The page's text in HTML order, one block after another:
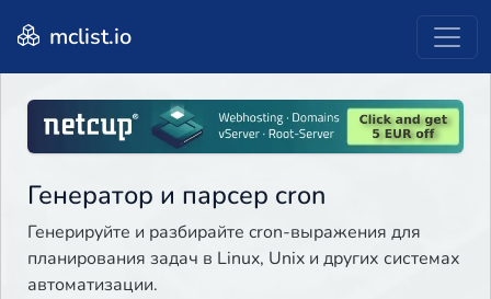
mclist.io
Генератор и парсер cron
Генерируйте и разбирайте cron-выражения для
планирования задач в Linux, Unix и других системах
автоматизации.